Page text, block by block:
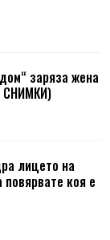
заряза жена
СНИМКИ)
лицето на
коя е